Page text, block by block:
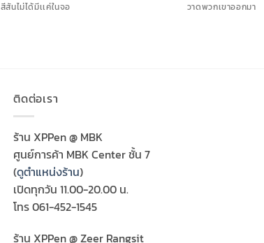
สีสันไม่ได้มีเเค่ในจอ วาดพวกเขาออกมา
ติดต่อเรา
ร้าน XPPen @ MBK
ศูนย์การค้า MBK Center ชั้น 7
(ดูตำแหน่งร้าน)
เปิดทุกวัน 11.00-20.00 น.
โทร 061-452-1545
ร้าน XPPen @ Zeer Rangsit